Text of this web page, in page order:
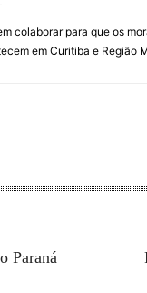
colaborar para que os
em Curitiba e Região
Paraná